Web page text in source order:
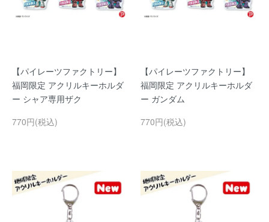
【パイレーツファクトリー】
福岡限定 アクリルキーホルダ
ー シャア専用ザク
770円(税込)
【パイレーツファクトリー】
福岡限定 アクリルキーホルダ
ー ガンダム
770円(税込)